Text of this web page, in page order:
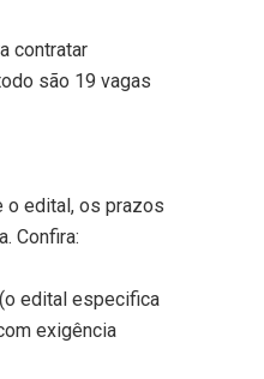
contratar
são 19 vagas
o edital, os prazos
Confira:
edital especifica
exigência